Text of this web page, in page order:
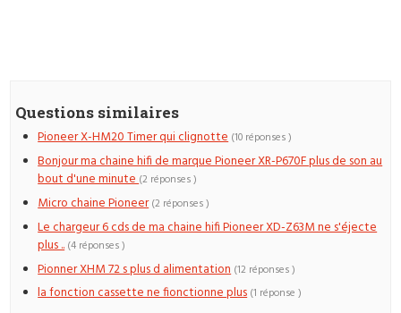
Questions similaires
Pioneer X-HM20 Timer qui clignotte (10 réponses )
Bonjour ma chaine hifi de marque Pioneer XR-P670F plus de son au
bout d'une minute(2 réponses )
Micro chaine Pioneer (2 réponses )
Le chargeur 6 cds de ma chaine hifi Pioneer XD-Z63M ne s'éjecte
plus .. (4 réponses )
Pionner XHM 72 s plus d alimentation (12 réponses )
la fonction cassette ne fionctionne plus (1 réponse )